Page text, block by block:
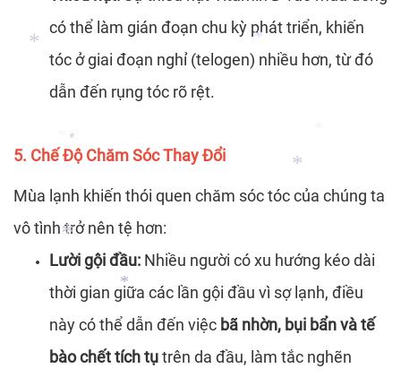
*
*
*
*
*
có thể làm gián đoạn chu kỳ phát triển, khiến
tóc ở giai đoạn nghỉ (telogen) nhiều hơn, từ đó
dẫn đến rụng tóc rõ rệt.
5. Chế Độ Chăm Sóc Thay Đổi
Mùa lạnh khiến thói quen chăm sóc tóc của chúng ta
vô tình trở nên tệ hơn:
Lười gội đầu: Nhiều người có xu hướng kéo dài
thời gian giữa các lần gội đầu vì sợ lạnh, điều
này có thể dẫn đến việc bã nhờn, bụi bẩn và tế
bào chết tích tụtrên da đầu, làm tắc nghẽn